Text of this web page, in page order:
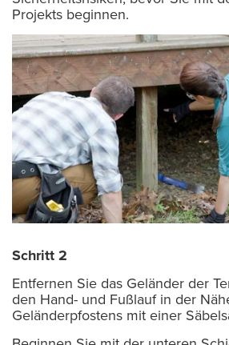
Projekts beginnen.
Schritt 2
Entfernen Sie das Geländer der
den Hand- und Fußlauf in der
Geländerpfostens mit einer